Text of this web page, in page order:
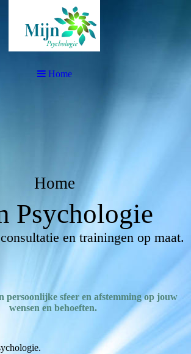
Home
Psychologie
en trainingen op maat.
persoonlijke sfeer en afstemming op jouw
wensen en behoeften.
Home